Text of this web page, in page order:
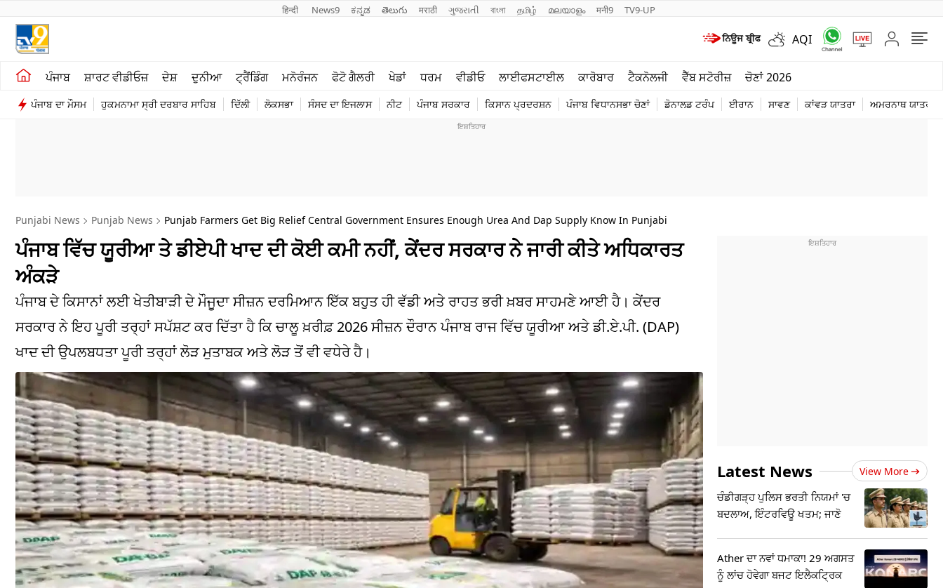
हिन्दी News9 ಕನ್ನಡ తెలుగు मराठी ગુજરાતી বাংলা தமிழ் മലയാളം मनी9 TV9-UP
AQI
ਪੰਜਾਬ ਸ਼ਾਰਟ ਵੀਡੀਓਜ਼ ਦੇਸ਼ ਦੁਨੀਆ ਟ੍ਰੈਂਡਿੰਗ ਮਨੋਰੰਜਨ ਫੋਟੋ ਗੈਲਰੀ ਖੇਡਾਂ ਧਰਮ ਵੀਡੀਓ ਲਾਈਫਸਟਾਈਲ ਕਾਰੋਬਾਰ ਟੈਕਨੋਲਜੀ ਵੈੱਬ ਸਟੋਰੀਜ਼ ਚੋਣਾਂ 2026
ਪੰਜਾਬ ਦਾ ਮੌਸਮ ਹੁਕਮਨਾਮਾ ਸ੍ਰੀ ਦਰਬਾਰ ਸਾਹਿਬ ਦਿੱਲੀ ਲੋਕਸਭਾ ਸੰਸਦ ਦਾ ਇਜਲਾਸ ਨੀਟ ਪੰਜਾਬ ਸਰਕਾਰ ਕਿਸਾਨ ਪ੍ਰਦਰਸ਼ਨ ਪੰਜਾਬ ਵਿਧਾਨਸਭਾ ਚੋਣਾਂ ਡੋਨਾਲਡ ਟਰੰਪ ਈਰਾਨ ਸਾਵਣ ਕਾਂਵੜ ਯਾਤਰਾ ਅਮਰਨਾਥ ਯਾਤਰਾ
ਖੇਤੀਬਾੜੀ
ਸ਼ਾਰਟ ਵੀਡੀਓਜ਼
ਮਨੋਰੰਜਨ
ਪੰਜਾਬ
ਟੈਕਨੋਲਜੀ
ਦੁਨੀਆ
Punjabi News Punjab News Punjab Farmers Get Big Relief Central Government Ensures Enough Urea And Dap Supply Know In Punjabi
ਪੰਜਾਬ ਵਿੱਚ ਯੂਰੀਆ ਤੇ ਡੀਏਪੀ ਖਾਦ ਦੀ ਕੋਈ ਕਮੀ ਨਹੀਂ, ਕੇਂਦਰ ਸਰਕਾਰ ਨੇ ਜਾਰੀ ਕੀਤੇ ਅਧਿਕਾਰਤ
ਅੰਕੜੇ
ਪੰਜਾਬ ਦੇ ਕਿਸਾਨਾਂ ਲਈ ਖੇਤੀਬਾੜੀ ਦੇ ਮੌਜੂਦਾ ਸੀਜ਼ਨ ਦਰਮਿਆਨ ਇੱਕ ਬਹੁਤ ਹੀ ਵੱਡੀ ਅਤੇ ਰਾਹਤ ਭਰੀ ਖ਼ਬਰ ਸਾਹਮਣੇ ਆਈ ਹੈ। ਕੇਂਦਰ
ਸਰਕਾਰ ਨੇ ਇਹ ਪੂਰੀ ਤਰ੍ਹਾਂ ਸਪੱਸ਼ਟ ਕਰ ਦਿੱਤਾ ਹੈ ਕਿ ਚਾਲੂ ਖ਼ਰੀਫ਼ 2026 ਸੀਜ਼ਨ ਦੌਰਾਨ ਪੰਜਾਬ ਰਾਜ ਵਿੱਚ ਯੂਰੀਆ ਅਤੇ ਡੀ.ਏ.ਪੀ. (DAP)
ਖਾਦ ਦੀ ਉਪਲਬਧਤਾ ਪੂਰੀ ਤਰ੍ਹਾਂ ਲੋੜ ਮੁਤਾਬਕ ਅਤੇ ਲੋੜ ਤੋਂ ਵੀ ਵਧੇਰੇ ਹੈ।
Latest News View More
ਚੰਡੀਗੜ੍ਹ ਪੁਲਿਸ ਭਰਤੀ ਨਿਯਮਾਂ 'ਚ
ਬਦਲਾਅ, ਇੰਟਰਵਿਊ ਖਤਮ; ਜਾਣੋ
Ather ਦਾ ਨਵਾਂ ਧਮਾਕਾ! 29 ਅਗਸਤ
ਨੂੰ ਲਾਂਚ ਹੋਵੇਗਾ ਬਜਟ ਇਲੈਕਟ੍ਰਿਕ